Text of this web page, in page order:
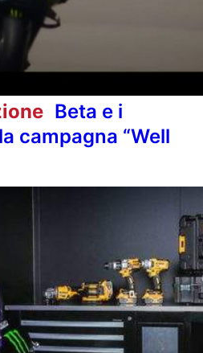
Beta e i
campagna “Well